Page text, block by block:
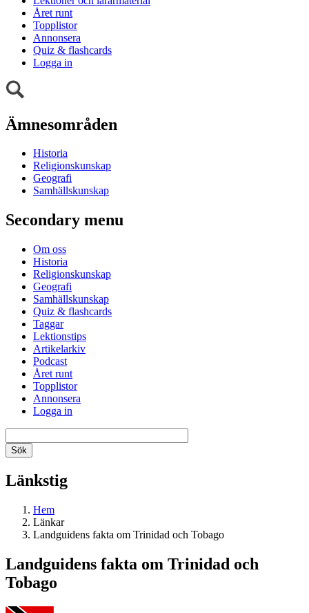
Året runt
Topplistor
Annonsera
Quiz & flashcards
Logga in
Ämnesområden
Historia
Religionskunskap
Geografi
Samhällskunskap
Secondary menu
Om oss
Historia
Religionskunskap
Geografi
Samhällskunskap
Quiz & flashcards
Taggar
Lektionstips
Artikelarkiv
Podcast
Året runt
Topplistor
Annonsera
Logga in
Länkstig
Hem
Länkar
Landguidens fakta om Trinidad och Tobago
Landguidens fakta om Trinidad och
Tobago